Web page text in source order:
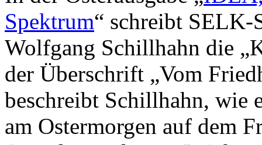
Spektrum“ schreibt SELK-
Wolfgang Schillhahn die
der Überschrift „Vom
beschreibt Schillhahn, wie
am Ostermorgen auf dem